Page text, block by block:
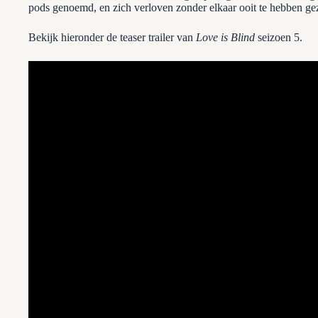
pods genoemd, en zich verloven zonder elkaar ooit te hebben
Bekijk hieronder de teaser trailer van Love is Blind seizoen 5.